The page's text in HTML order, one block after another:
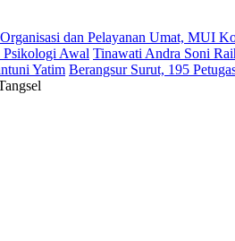
dan Pelayanan Umat, MUI
Psikologi Awal Tinawati Andra Soni
Yatim Berangsur Surut, 195